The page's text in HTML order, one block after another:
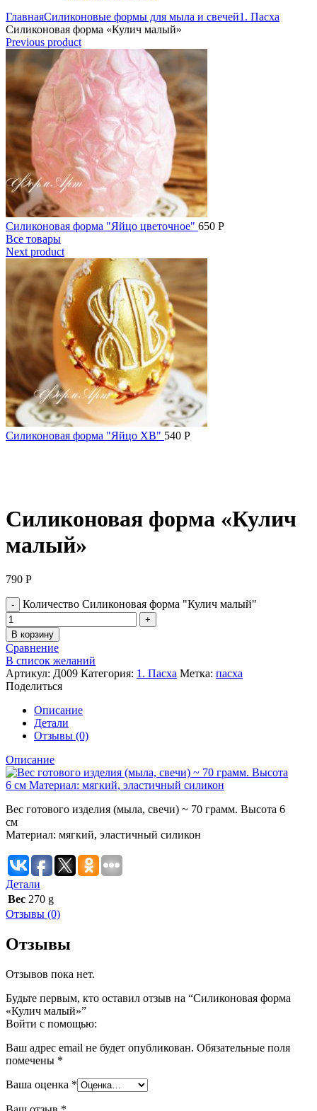
ГлавнаяСиликоновые формы для мыла и свечей1. Пасха
Силиконовая форма «Кулич малый»
Previous product
Силиконовая форма "Яйцо цветочное" 650 Р
Все товары
Next product
Силиконовая форма "Яйцо ХВ" 540 Р
Силиконовая форма «Кулич
малый»
790 Р
Количество Силиконовая форма "Кулич малый"
В корзину
Сравнение
В список желаний
Артикул: Д009 Категория: 1. Пасха Метка: пасха
Поделиться
Описание
Детали
Отзывы (0)
Описание
Вес готового изделия (мыла, свечи) ~ 70 грамм. Высота 6
см
Материал: мягкий, эластичный силикон
Детали
Вес 270 g
Отзывы (0)
Отзывы
Отзывов пока нет.
Будьте первым, кто оставил отзыв на “Силиконовая форма
«Кулич малый»”
Войти с помощью:
Ваш адрес email не будет опубликован. Обязательные поля
помечены *
Ваша оценка *